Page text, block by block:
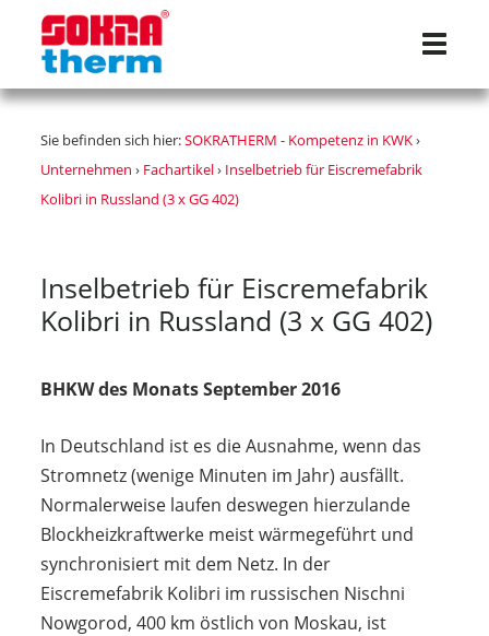
Sie befinden sich hier:SOKRATHERM - Kompetenz in KWK›
Unternehmen › Fachartikel› Inselbetrieb für Eiscremefabrik
Kolibri in Russland (3 x GG 402)
Inselbetrieb für Eiscremefabrik
Kolibri in Russland (3 x GG 402)
BHKW des Monats September 2016
In Deutschland ist es die Ausnahme, wenn das
Stromnetz (wenige Minuten im Jahr) ausfällt.
Normalerweise laufen deswegen hierzulande
Blockheizkraftwerke meist wärmegeführt und
synchronisiert mit dem Netz. In der
Eiscremefabrik Kolibri im russischen Nischni
Nowgorod, 400 km östlich von Moskau, ist